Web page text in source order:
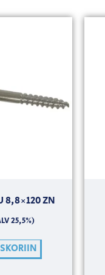
8,8×120 ZN
25,5%)